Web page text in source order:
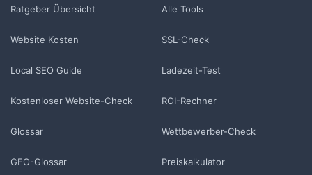
Ratgeber Übersicht
Website Kosten
Local SEO Guide
Kostenloser Website-Check
Glossar
GEO-Glossar
Alle Tools
SSL-Check
Ladezeit-Test
ROI-Rechner
Wettbewerber-Check
Preiskalkulator